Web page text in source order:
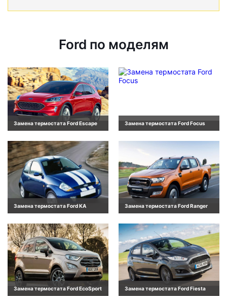
Ford по моделям
Замена термостата Ford Escape Замена термостата Ford Focus
Замена термостата Ford KA Замена термостата Ford Ranger
Замена термостата Ford EcoSport Замена термостата Ford Fiesta